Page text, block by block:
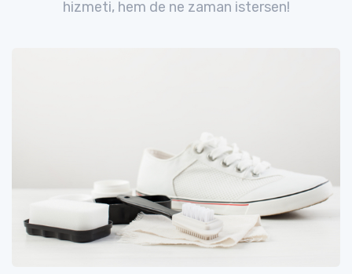
hizmeti, hem de ne zaman istersen!